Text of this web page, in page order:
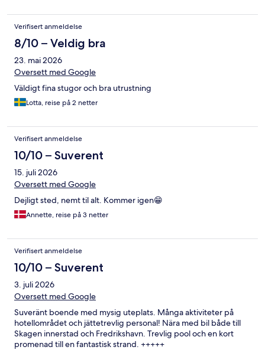
Verifisert anmeldelse
8/10 – Veldig bra
23. mai 2026
Oversett med Google
Väldigt fina stugor och bra utrustning
Lotta, reise på 2 netter
Verifisert anmeldelse
10/10 – Suverent
15. juli 2026
Oversett med Google
Dejligt sted, nemt til alt. Kommer igen😁
Annette, reise på 3 netter
Verifisert anmeldelse
10/10 – Suverent
3. juli 2026
Oversett med Google
Suveränt boende med mysig uteplats. Många aktiviteter på
hotellområdet och jättetrevlig personal! Nära med bil både till
Skagen innerstad och Fredrikshavn. Trevlig pool och en kort
promenad till en fantastisk strand. +++++